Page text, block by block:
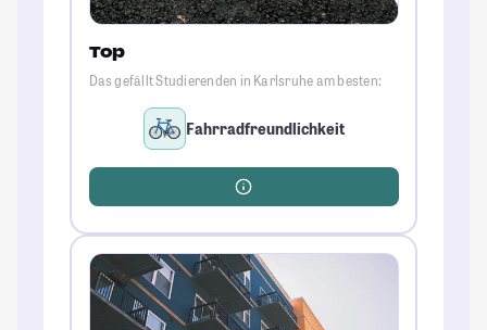
Top
Das gefällt Studierenden in Karlsruhe am besten:
Fahrradfreundlichkeit